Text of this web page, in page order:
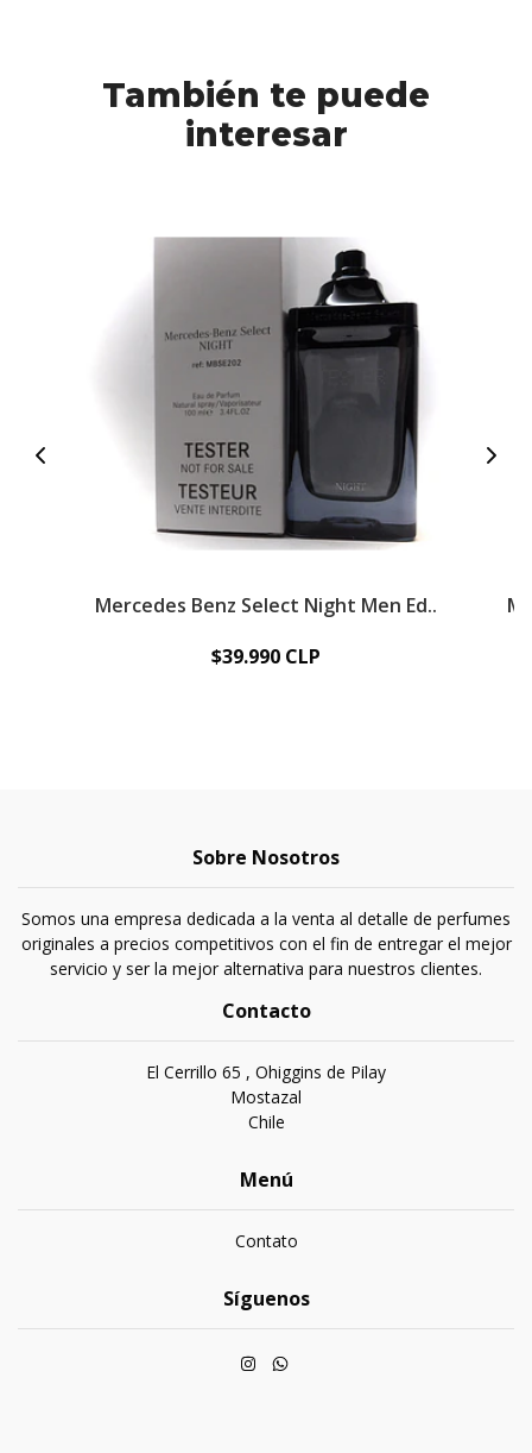
También te puede
interesar
Mercedes Benz Select Night Men Ed..
$39.990 CLP
Sobre Nosotros
Somos una empresa dedicada a la venta al detalle de perfumes
originales a precios competitivos con el fin de entregar el mejor
servicio y ser la mejor alternativa para nuestros clientes.
Contacto
El Cerrillo 65 , Ohiggins de Pilay
Mostazal
Chile
Menú
Contato
Síguenos